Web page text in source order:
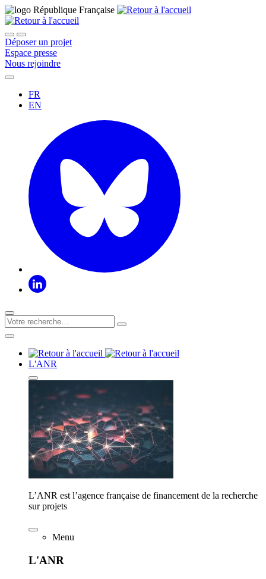
Déposer un projet
Espace presse
Nous rejoindre
FR
EN
L'ANR
L’ANR est l’agence française de financement de la recherche
sur projets
Menu
L'ANR